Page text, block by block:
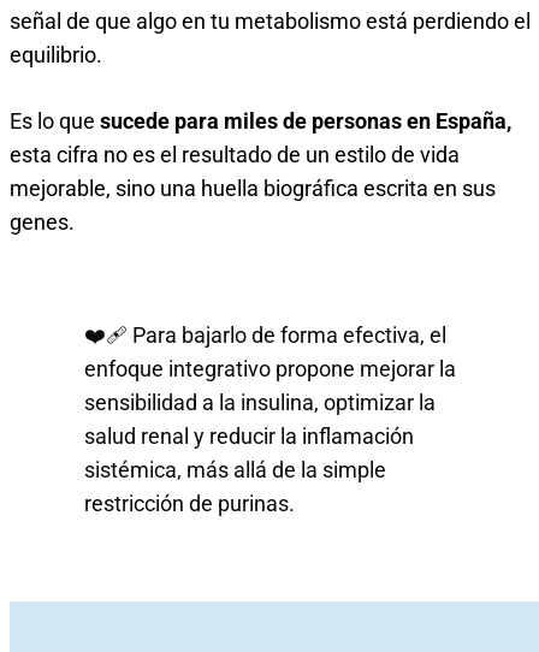
señal de que algo en tu metabolismo está perdiendo el
equilibrio.
Es lo que sucede para miles de personas en España,
esta cifra no es el resultado de un estilo de vida
mejorable, sino una huella biográfica escrita en sus
genes.
❤️‍🩹 Para bajarlo de forma efectiva, el
enfoque integrativo propone mejorar la
sensibilidad a la insulina, optimizar la
salud renal y reducir la inflamación
sistémica, más allá de la simple
restricción de purinas.